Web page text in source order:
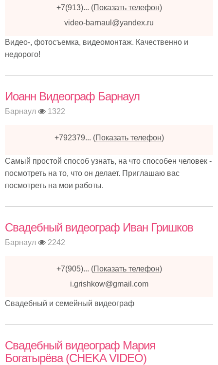
+7(913)... (Показать телефон)
video-barnaul@yandex.ru
Видео-, фотосъемка, видеомонтаж. Качественно и
недорого!
Иоанн Видеограф Барнаул
Барнаул 1322
+792379... (Показать телефон)
Самый простой способ узнать, на что способен человек -
посмотреть на то, что он делает. Приглашаю вас
посмотреть на мои работы.
Свадебный видеограф Иван Гришков
Барнаул 2242
+7(905)... (Показать телефон)
i.grishkow@gmail.com
Свадебный и семейный видеограф
Свадебный видеограф Мария
Богатырёва (CHEKA VIDEO)